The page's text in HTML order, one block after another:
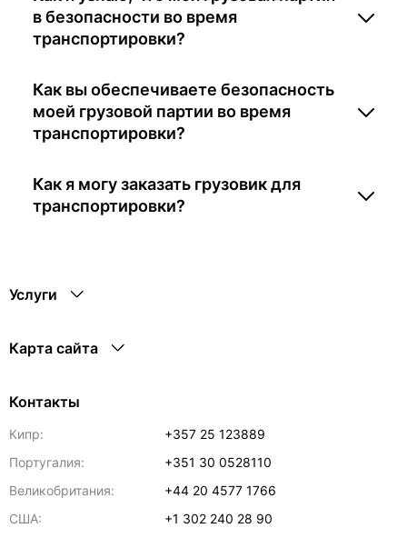
в безопасности во время
транспортировки?
Как вы обеспечиваете безопасность
моей грузовой партии во время
транспортировки?
Как я могу заказать грузовик для
транспортировки?
Услуги
Карта сайта
Контакты
Кипр:
+357 25 123889
Португалия:
+351 30 0528110
Великобритания:
+44 20 4577 1766
США:
+1 302 240 28 90